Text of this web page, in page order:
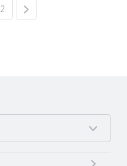
2